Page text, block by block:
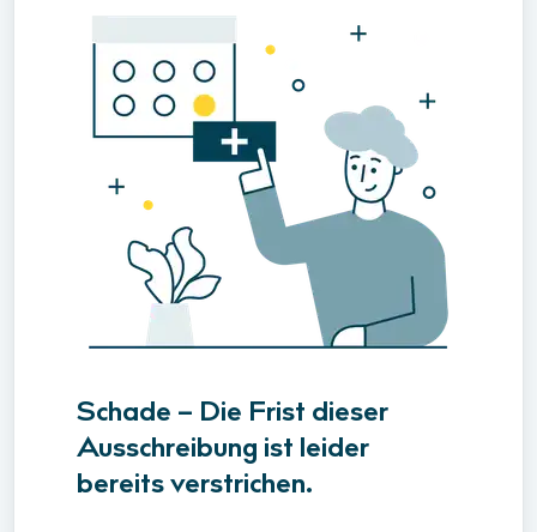
Schade – Die Frist dieser
Ausschreibung ist leider
bereits verstrichen.